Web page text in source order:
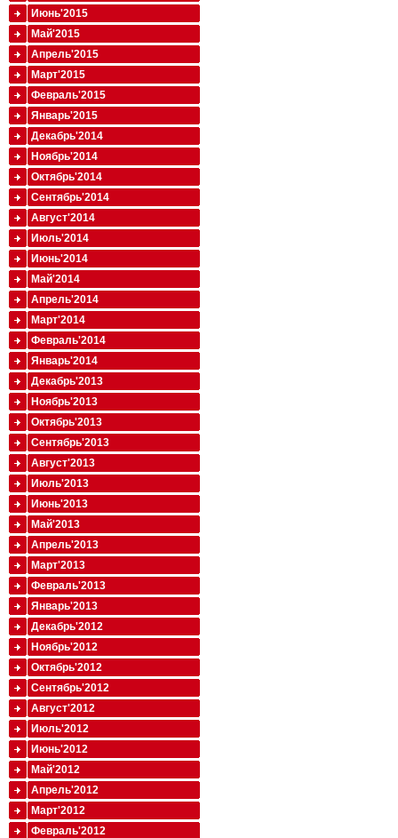
Июнь'2015
Май'2015
Апрель'2015
Март'2015
Февраль'2015
Январь'2015
Декабрь'2014
Ноябрь'2014
Октябрь'2014
Сентябрь'2014
Август'2014
Июль'2014
Июнь'2014
Май'2014
Апрель'2014
Март'2014
Февраль'2014
Январь'2014
Декабрь'2013
Ноябрь'2013
Октябрь'2013
Сентябрь'2013
Август'2013
Июль'2013
Июнь'2013
Май'2013
Апрель'2013
Март'2013
Февраль'2013
Январь'2013
Декабрь'2012
Ноябрь'2012
Октябрь'2012
Сентябрь'2012
Август'2012
Июль'2012
Июнь'2012
Май'2012
Апрель'2012
Март'2012
Февраль'2012